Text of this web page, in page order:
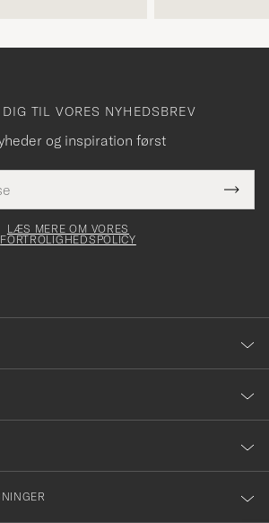
TIL VORES NYHEDSBREV
og inspiration først
LÆS MERE OM VORES
FORTROLIGHEDSPOLICY